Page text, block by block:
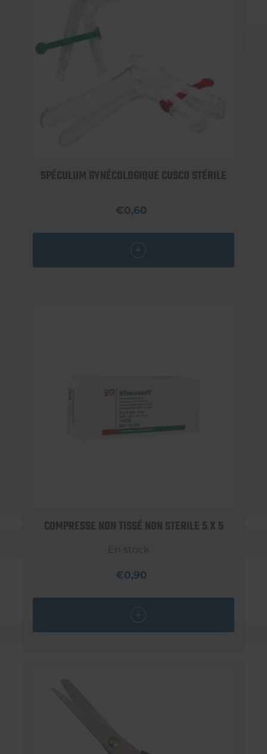
SPÉCULUM GYNÉCOLOGIQUE CUSCO STÉRILE
€0,60
COMPRESSE NON TISSÉ NON STERILE 5 X 5
En stock
€0,90